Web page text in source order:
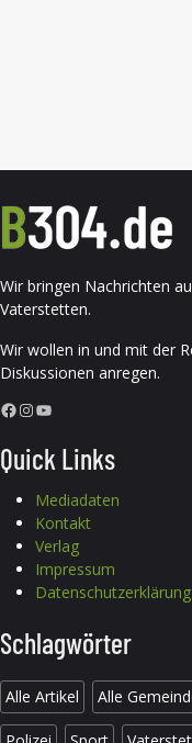
Wir bringen Nachrichten
Vaterstetten.
Wir wollen in und mit der
Diskussionen anregen.
Facebook InstagramYouTube
Quick Links
Mediadaten
Kontakt
Verlag
Impressum
Datenschutzerklärung
Schlagwörter
Alle Artikel Alle